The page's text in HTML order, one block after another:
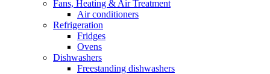
Fans, Heating & Air Treatment
Air conditioners
Refrigeration
Fridges
Ovens
Dishwashers
Freestanding dishwashers